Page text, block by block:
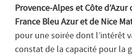
Provence-Alpes et Côte d’Azur
France Bleu Azur et de Nice
pour une soirée dont l’intérêt
constat de la capacité pour la